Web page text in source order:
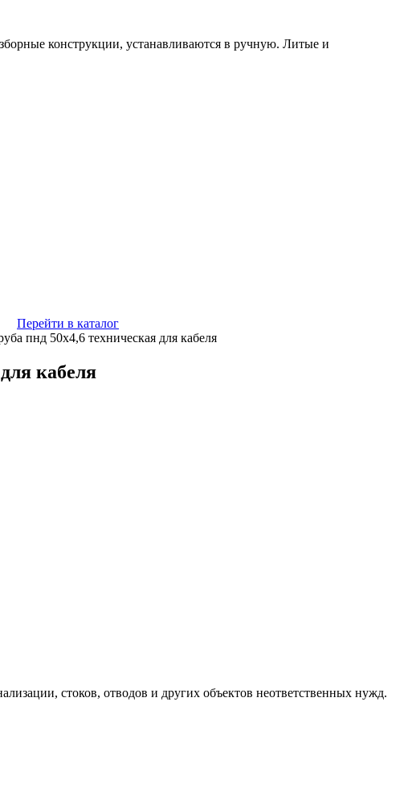
конструкции, устанавливаются в ручную. Литые и
Перейти в каталог
пнд 50х4,6 техническая для кабеля
кабеля
стоков, отводов и других объектов неответственных нужд.